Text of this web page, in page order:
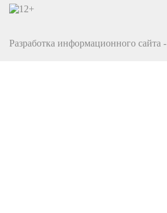
Разработка информационного сайта -